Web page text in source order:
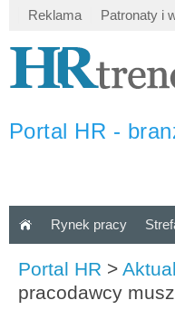
Reklama Patronaty i
Portal HR -
Rynek pracy
Portal HR >
pracodawcy